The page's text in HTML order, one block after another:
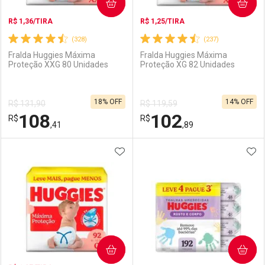
(328)
R$ 1,36/TIRA
Fralda Huggies Máxima
Proteção XXG 80 Unidades
R$ 131,90
R$108,41
18% OFF
COMPRAR
Laboratório
Por Menos
(237)
R$ 1,25/TIRA
Fralda Huggies Máxima
Proteção XG 82 Unidades
R$ 119,59
R$102,89
14% OFF
COMPRAR
Laboratório
Por Menos
ADICIONAR AOS FAVORITOS
COMPRAR COMPRAR